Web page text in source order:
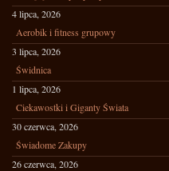
4 lipca, 2026
Aerobik i fitness grupowy
3 lipca, 2026
Świdnica
1 lipca, 2026
Ciekawostki i Giganty Świata
30 czerwca, 2026
Świadome Zakupy
26 czerwca, 2026